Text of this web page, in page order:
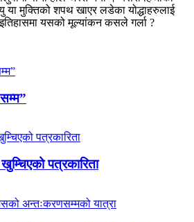
या मुक्तिको शपथ खाएर लडेका योद्धाहरुलाई
इतिहासमा यसको मूल्यांकन कसले गर्ला ?
पत्रकारिता